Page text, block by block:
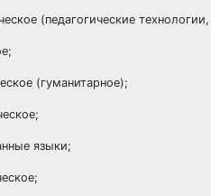
(педагогические
(гуманитарное);
языки;